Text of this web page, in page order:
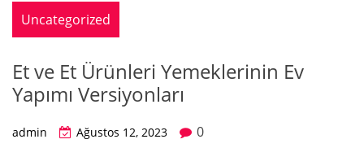
Uncategorized
Et ve Et Ürünleri Yemeklerinin Ev
Yapımı Versiyonları
admin Ağustos 12, 2023 0